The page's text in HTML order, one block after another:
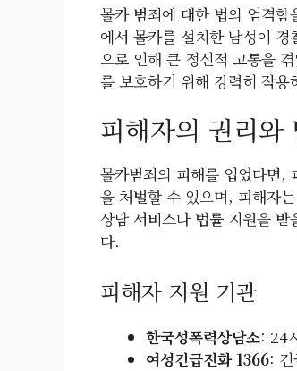
몰카 범죄에 대한 법의 엄격
에서 몰카를 설치한 남성이
으로 인해 큰 정신적 고통을
를 보호하기 위해 강력히 작용
피해자의 권리와
몰카범죄의 피해를 입었다면,
을 처벌할 수 있으며, 피해자
상담 서비스나 법률 지원을
다.
피해자 지원 기관
한국성폭력상담소: 24
여성긴급전화 1366: 긴